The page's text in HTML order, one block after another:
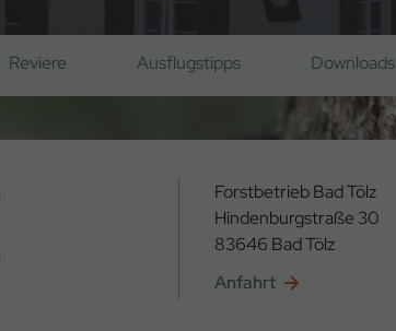
Reviere Ausflugstipps Downloads
Forstbetrieb Bad Tölz
Hindenburgstraße 30
83646 Bad Tölz
Anfahrt